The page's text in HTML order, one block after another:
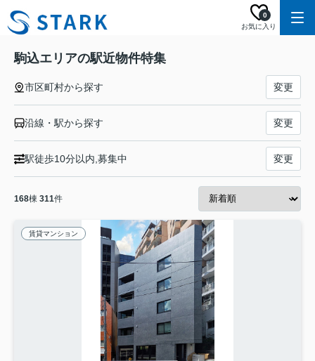
お気に入り
0
駒込エリアの駅近物件特集
市区町村から探す 変更
沿線・駅から探す 変更
駅徒歩10分以内,募集中 変更
168棟 311件
賃貸マンション